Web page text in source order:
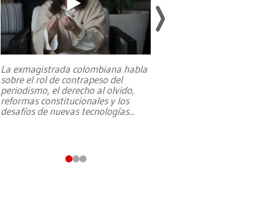
La exmagistrada colombiana habla
sobre el rol de contrapeso del
periodismo, el derecho al olvido,
reformas constitucionales y los
desafíos de nuevas tecnologías...